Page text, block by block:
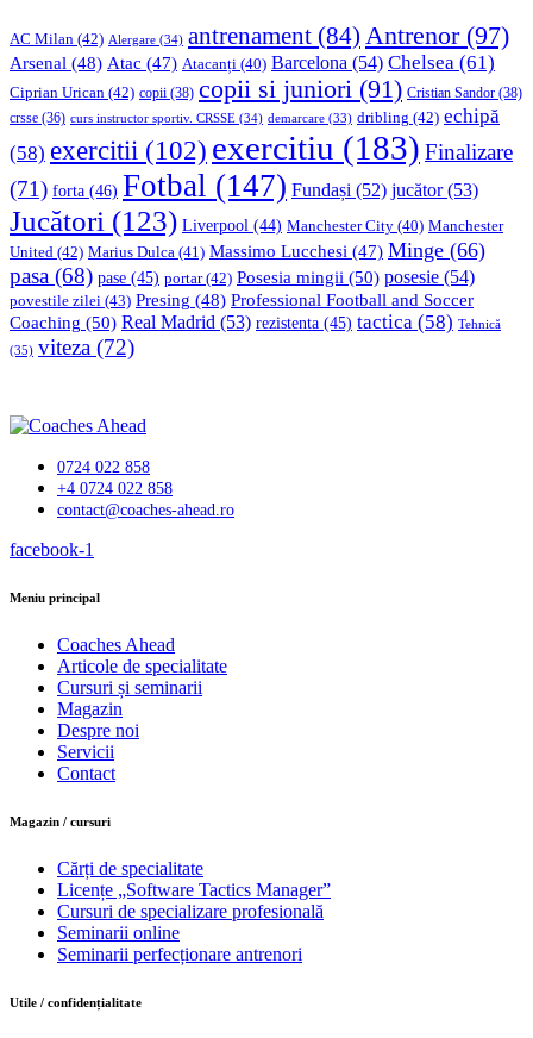
AC Milan (42) Alergare (34) antrenament (84) Antrenor(97)
Arsenal (48) Atac (47) Atacanți (40) Barcelona (54) Chelsea (61)
Ciprian Urican (42) copii (38) copii si juniori (91) Cristian Sandor (38)
crsse (36) curs instructor sportiv. CRSSE (34) demarcare (33) dribling (42) echipă
(58) exercitii (102) exercitiu (183) Finalizare
(71) forta (46) Fotbal (147) Fundași (52) jucător(53)
Jucători (123) Liverpool (44) Manchester City (40) Manchester
United (42) Marius Dulca (41) Massimo Lucchesi (47) Minge (66)
pasa (68) pase (45) portar(42) Posesia mingii (50) posesie (54)
povestile zilei (43) Presing (48) Professional Football and Soccer
Coaching (50) Real Madrid (53) rezistenta (45) tactica (58) Tehnică
(35) viteza (72)
0724 022 858
+4 0724 022 858
contact@coaches-ahead.ro
facebook-1
Meniu principal
Coaches Ahead
Articole de specialitate
Cursuri și seminarii
Magazin
Despre noi
Servicii
Contact
Magazin / cursuri
Cărți de specialitate
Licențe „Software Tactics Manager”
Cursuri de specializare profesională
Seminarii online
Seminarii perfecționare antrenori
Utile / confidențialitate